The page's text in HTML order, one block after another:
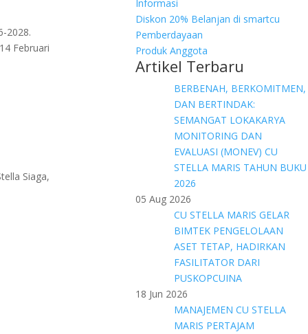
2028.
Februari
Siaga,
Informasi
Diskon 20% Belanjan di smartcu
Pemberdayaan
Produk Anggota
Artikel Terbaru
BERBENAH, BERKOMITMEN,
DAN BERTINDAK:
SEMANGAT LOKAKARYA
MONITORING DAN
EVALUASI (MONEV) CU
STELLA MARIS TAHUN BUKU
2026
05 Aug 2026
CU STELLA MARIS GELAR
BIMTEK PENGELOLAAN
ASET TETAP, HADIRKAN
FASILITATOR DARI
PUSKOPCUINA
18 Jun 2026
MANAJEMEN CU STELLA
MARIS PERTAJAM